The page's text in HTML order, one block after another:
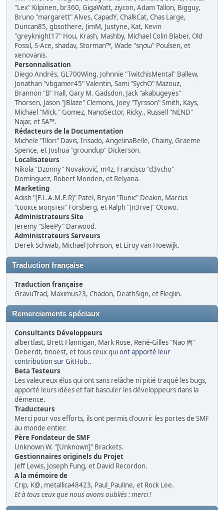
"Lex" Kilpinen, br360, GigaWatt, ziycon, Adam Tallon, Bigguy,
Bruno "margarett" Alves, CapadY, ChalkCat, Chas Large,
Duncan85, gbsothere, JimM, Justyne, Kat, Kevin
"greyknight17" Hou, Krash, Mashby, Michael Colin Blaber, Old
Fossil, S-Ace, shadav, Storman™, Wade "sησω" Poulsen, et
xenovanis.
Personnalisation
Diego Andrés, GL700Wing, Johnnie "TwitchisMental" Ballew,
Jonathan "vbgamer45" Valentin, Sami "SychO" Mazouz,
Brannon "B" Hall, Gary M. Gadsdon, Jack "akabugeyes"
Thorsen, Jason "JBlaze" Clemons, Joey "Tyrsson" Smith, Kays,
Michael "Mick." Gomez, NanoSector, Ricky., Russell "NEND"
Najar, et SA™.
Rédacteurs de la Documentation
Michele "Illori" Davis, Irisado, AngelinaBelle, Chainy, Graeme
Spence, et Joshua "groundup" Dickerson.
Localisateurs
Nikola "Dzonny" Novaković, m4z, Francisco "d3vcho"
Domínguez, Robert Monden, et Relyana.
Marketing
Adish "(F.L.A.M.E.R)" Patel, Bryan "Runic" Deakin, Marcus
"cσσкιє мσηѕтєя" Forsberg, et Ralph "[n3rve]" Otowo.
Administrateurs Site
Jeremy "SleePy" Darwood.
Administrateurs Serveurs
Derek Schwab, Michael Johnson, et Liroy van Hoewijk.
Traduction française
Traduction française
GravuTrad, Maximus23, Chadon, DeathSign, et Eleglin.
Remerciements spéciaux
Consultants Développeurs
albertlast, Brett Flannigan, Mark Rose, René-Gilles "Nao 尚"
Deberdt, tinoest, et tous ceux quiont apporté leur
contribution sur GitHub..
Beta Testeurs
Les valeureux élus qui ont sans relâche ni pitié traqué les bugs,
apporté leurs idées et fait basculer les développeurs dans la
démence.
Traducteurs
Merci pour vos efforts, ils ont permis d'ouvrir les portes de SMF
au monde entier.
Père Fondateur de SMF
Unknown W. "[Unknown]" Brackets.
Gestionnaires originels du Projet
Jeff Lewis, Joseph Fung, et David Recordon.
A la mémoire de
Crip, K@, metallica48423, Paul_Pauline, et Rock Lee.
Et à tous ceux que nous avons oubliés : merci !